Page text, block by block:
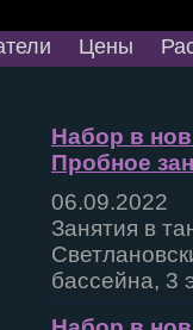
Цены
Набор в
Пробное
06.09.2022
Занятия в
бассейна, 3